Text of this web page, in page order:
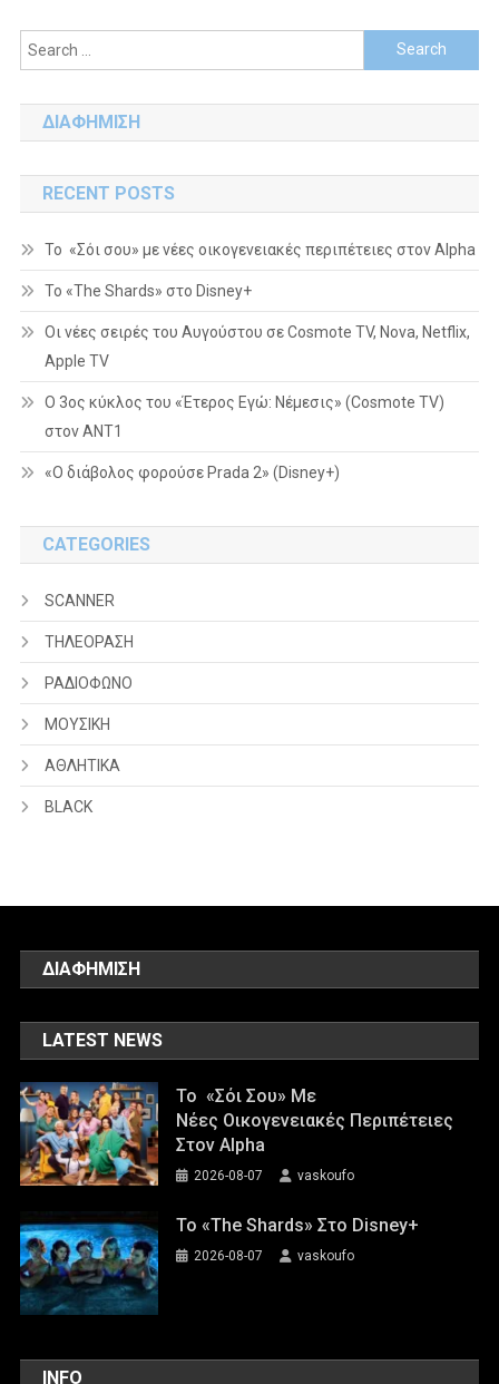
navigation
Search
for:
ΔΙΑΦΗΜΙΣΗ
RECENT POSTS
Το «Σόι σου» με νέες οικογενειακές περιπέτειες στον Alpha
To «The Shards» στο Disney+
Οι νέες σειρές του Αυγούστου σε Cosmote TV, Nova, Netflix,
Apple TV
Ο 3ος κύκλος του «Έτερος Εγώ: Νέμεσις» (Cosmote TV)
στον ΑΝΤ1
«Ο διάβολος φορούσε Prada 2» (Disney+)
CATEGORIES
SCANNER
ΤΗΛΕΟΡΑΣΗ
ΡΑΔΙΟΦΩΝΟ
ΜΟΥΣΙΚΗ
ΑΘΛΗΤΙΚΑ
BLACK
ΔΙΑΦΗΜΙΣΗ
LATEST NEWS
Το «Σόι Σου» Με
Νέες Οικογενειακές Περιπέτειες
Στον Alpha
2026-08-07 vaskoufo
To «The Shards» Στο Disney+
2026-08-07 vaskoufo
INFO